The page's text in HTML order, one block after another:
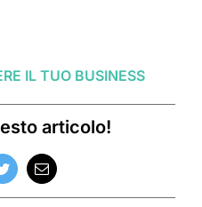
IL TUO BUSINESS
articolo!
TwitterEmail